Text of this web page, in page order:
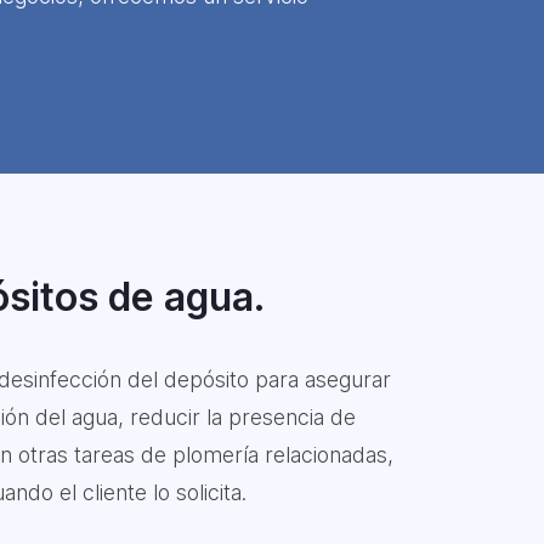
de agua.
del depósito para asegurar
del agua, reducir la presencia de
otras tareas de plomería relacionadas,
el cliente lo solicita.